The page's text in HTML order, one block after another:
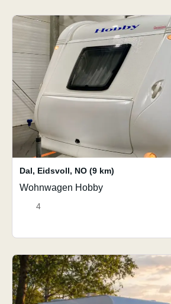
Dal, Eidsvoll, NO (9 km)
Wohnwagen Hobby
4